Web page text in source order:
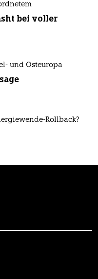
bei voller
und Osteuropa
Rollback?